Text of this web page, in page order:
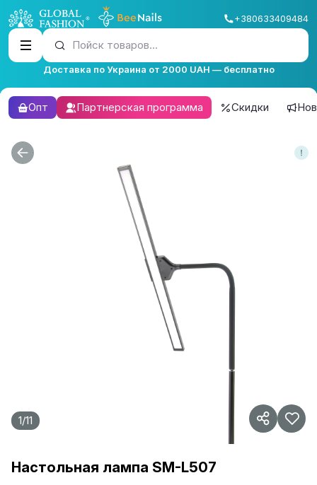
+380633409484
Пойск товаров...
Доставка по Украина от 2000 UAH — бесплатно
Опт Партнерская программа Скидки
1/11
Настольная лампа SM-L507